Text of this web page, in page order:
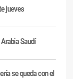
jueves
Saudí
se queda con el